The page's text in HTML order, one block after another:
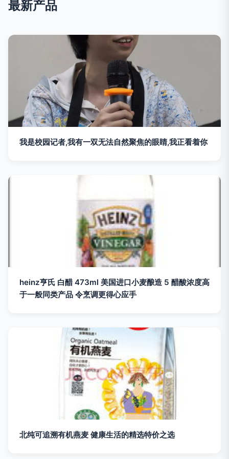
最新产品
我是校园记者,我有一双无法自然聚焦的眼睛,我正看着你
heinz亨氏 白醋 473ml 美国进口小麦酿造 5 醋酸浓度高
于一般同类产品 令烹调更得心应手
北纯可追溯有机燕麦 健康生活的精选特价之选